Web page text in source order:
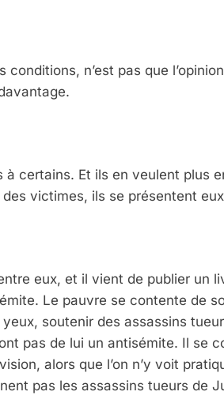
conditions, n’est pas que
certains. Et ils en veulent plus
victimes, ils se présentent
eux, et il vient de publier un
Le pauvre se contente de
soutenir des assassins
pas de lui un antisémite. Il se
alors que l’on n’y voit
pas les assassins tueurs de